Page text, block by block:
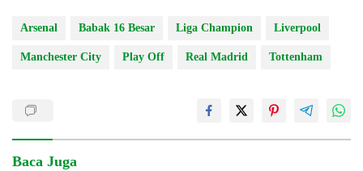
Arsenal Babak 16 Besar Liga Champion Liverpool
Manchester City Play Off Real Madrid Tottenham
Baca Juga